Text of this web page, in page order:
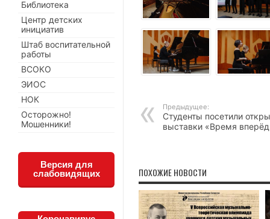
Предыдущее:
Студенты посетили
выставки «Время
ПОХОЖИЕ НОВОСТИ
Библиотека
Центр детских
инициатив
Штаб воспитательной
работы
ВСОКО
ЭИОС
НОК
Осторожно!
Мошенники!
Версия для
слабовидящих